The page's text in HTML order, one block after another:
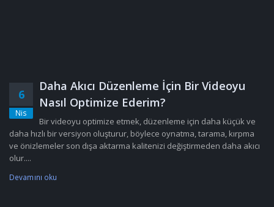
6
Nis
Daha Akıcı Düzenleme İçin Bir Videoyu
Nasıl Optimize Ederim?
Bir videoyu optimize etmek, düzenleme için daha küçük ve
daha hızlı bir versiyon oluşturur, böylece oynatma, tarama, kırpma
ve önizlemeler son dışa aktarma kalitenizi değiştirmeden daha akıcı
olur....
Devamını oku